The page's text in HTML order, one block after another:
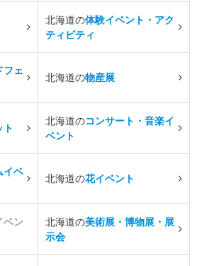
北海道の体験イベント・アク
ティビティ
フェ
北海道の物産展
ト
北海道のコンサート・音楽イ
ベント
イベ
北海道の花イベント
ベン
北海道の美術展・博物展・展
示会